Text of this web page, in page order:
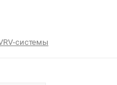
системы